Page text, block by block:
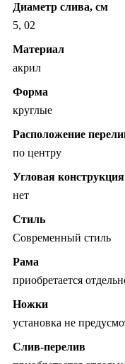
Диаметр слива, см
5, 02
Материал
акрил
Форма
круглые
Расположение
по центру
Угловая конструкция
нет
Стиль
Современный стиль
Рама
приобретается
Ножки
установка не
Слив-перелив